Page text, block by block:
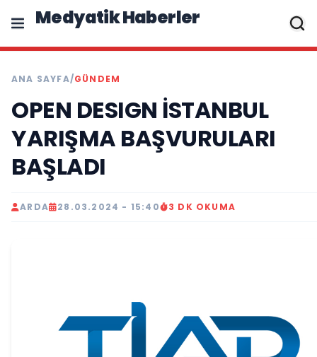
Medyatik Haberler
ANA SAYFA/GÜNDEM
OPEN DESIGN İSTANBUL
YARIŞMA BAŞVURULARI
BAŞLADI
ARDA 28.03.2024 - 15:40 3 DK OKUMA